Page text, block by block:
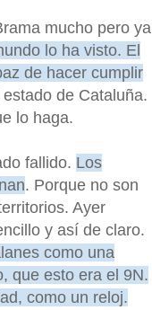
mucho pero ya
lo ha visto. El
de hacer cumplir
de Cataluña.
lo haga.
fallido. Los
. Porque no son
Ayer
y así de claro.
como una
que esto era el 9N.
como un reloj.